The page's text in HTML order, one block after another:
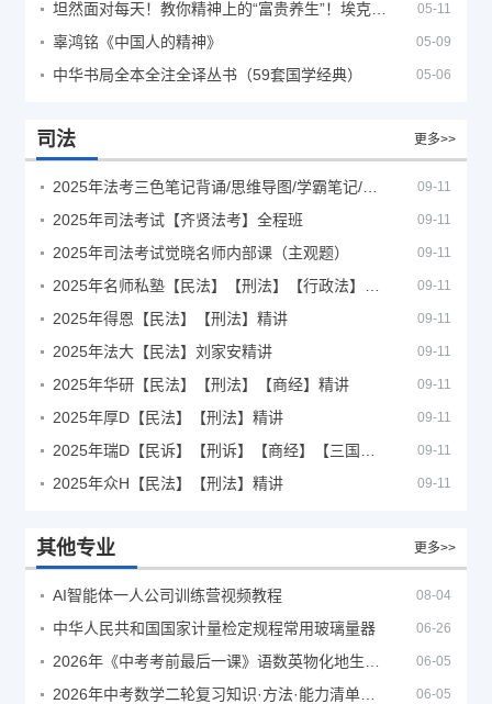
05-11
辜鸿铭《中国人的精神》 05-09
中华书局全本全注全译丛书（59套国学经典） 05-06
司法 更多>>
09-11
2025年司法考试【齐贤法考】全程班 09-11
2025年司法考试觉晓名师内部课（主观题） 09-11
09-11
2025年得恩【民法】【刑法】精讲 09-11
2025年法大【民法】刘家安精讲 09-11
2025年华研【民法】【刑法】【商经】精讲 09-11
2025年厚D【民法】【刑法】精讲 09-11
09-11
2025年众H【民法】【刑法】精讲 09-11
其他专业 更多>>
AI智能体一人公司训练营视频教程 08-04
中华人民共和国国家计量检定规程常用玻璃量器 06-26
06-05
06-05